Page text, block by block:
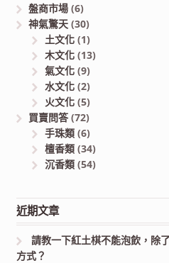
盤商市場 (6)
神氣驚天 (30)
土文化(1)
木文化(13)
氣文化(9)
水文化(2)
火文化(5)
買賣問答(72)
手珠類(6)
檀香類(34)
沉香類(54)
近期文章
請教一下紅土棋不能泡飲，除
方式？